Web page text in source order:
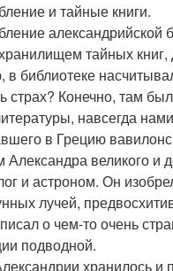
и тайные книги.
тайных
в библиотеке
страх? Конечно, там
навсегда
в Грецию
Александра великого
и астроном. Он
лучей,
о чем-то очень
подводной.
хранилось